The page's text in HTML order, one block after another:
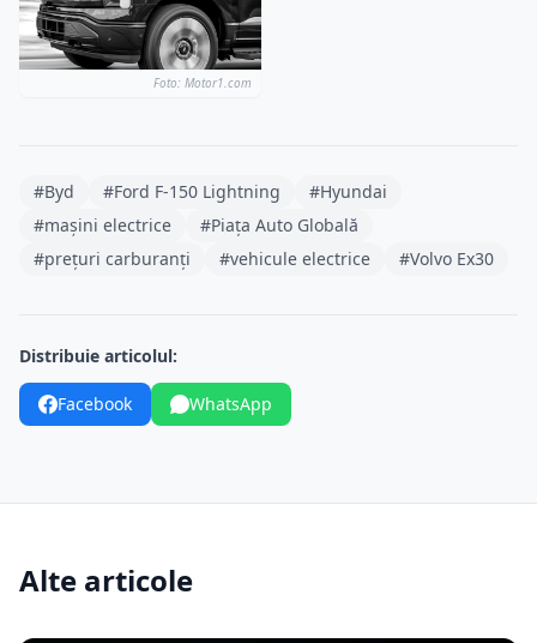
Foto: Motor1.com
#Byd #Ford F-150 Lightning
#Hyundai
#mașini electrice
#Piața Auto Globală
#prețuri carburanți
#vehicule electrice #Volvo Ex30
Distribuie articolul:
Facebook WhatsApp
Alte articole